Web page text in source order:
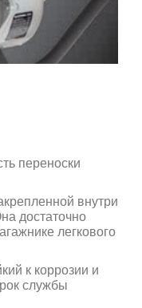
переноски
внутри
достаточно
легкового
к коррозии и
службы